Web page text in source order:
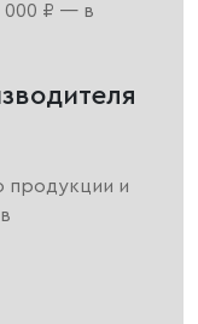
000 ₽ — в
продукции и